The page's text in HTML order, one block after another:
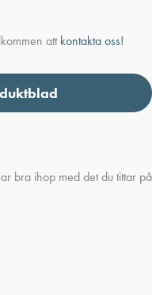
attkontakta oss!
bra ihop med det du tittar på